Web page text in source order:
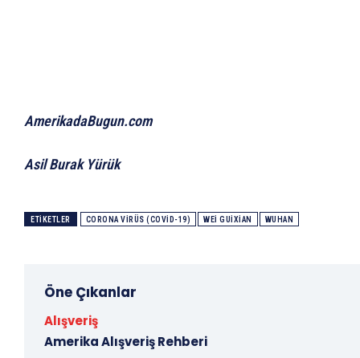
AmerikadaBugun.com
Asil Burak Yürük
ETIKETLER CORONA VIRÜS (COVID-19) WEI GUIXIAN WUHAN
Öne Çıkanlar
Alışveriş
Amerika Alışveriş Rehberi